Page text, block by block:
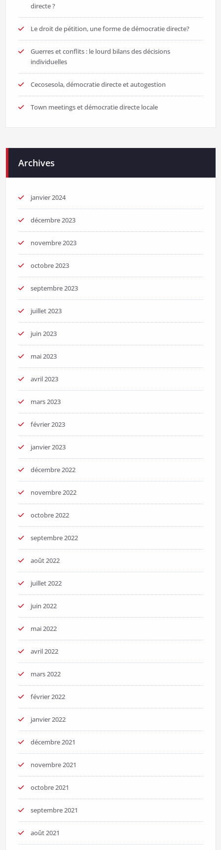
directe ?
Le droit de pétition, une forme de démocratie directe?
Guerres et conflits : le lourd bilans des décisions
individuelles
Cecosesola, démocratie directe et autogestion
Town meetings et démocratie directe locale
Archives
janvier 2024
décembre 2023
novembre 2023
octobre 2023
septembre 2023
juillet 2023
juin 2023
mai 2023
avril 2023
mars 2023
février 2023
janvier 2023
décembre 2022
novembre 2022
octobre 2022
septembre 2022
août 2022
juillet 2022
juin 2022
mai 2022
avril 2022
mars 2022
février 2022
janvier 2022
décembre 2021
novembre 2021
octobre 2021
septembre 2021
août 2021